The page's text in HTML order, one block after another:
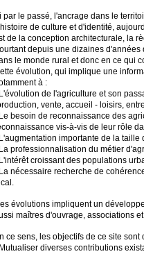
par le passé, l'ancrage dans le
de culture et d'identité,
de la conception architecturale, la
depuis une dizaines
le monde rural et donc en ce qui
évolution, qui implique une
à :
de l'agriculture et son
vente, accueil - loisirs,
besoin de reconnaissance des
vis-à-vis de leur rôle
importante de la
professionnalisation du métier
croissant des populations
nécessaire recherche de
évolutions impliquent un
maîtres d'ouvrage, associations
ce sens, les objectifs de ce site sont
diverses contributions